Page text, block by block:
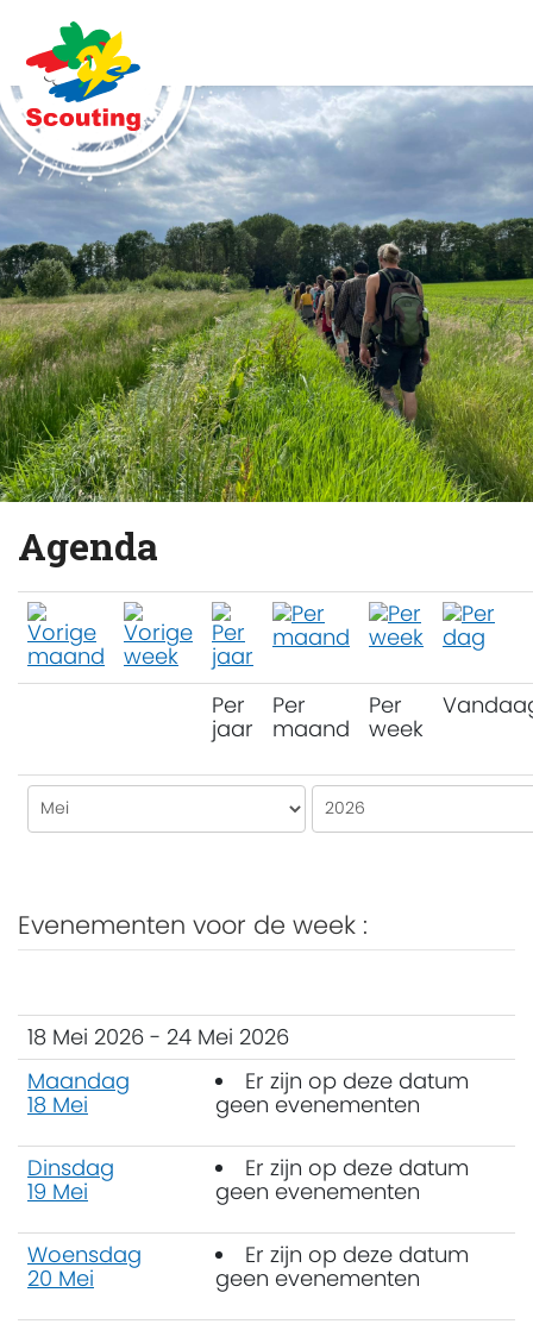
Agenda
Per
jaar
Per
maand
Per
week
Evenementen voor de week :
18 Mei 2026 - 24 Mei 2026
Maandag
18 Mei
Er zijn op deze datum
geen evenementen
Dinsdag
19 Mei
Er zijn op deze datum
geen evenementen
Woensdag
20 Mei
Er zijn op deze datum
geen evenementen